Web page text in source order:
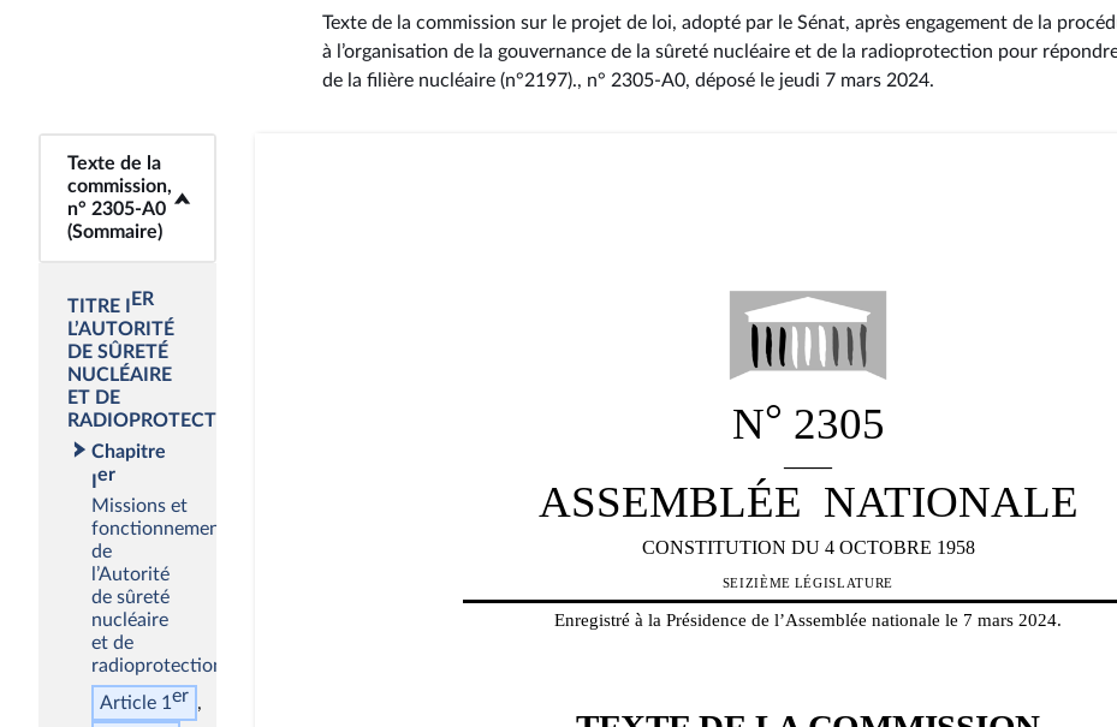
Texte de la commission sur le projet de loi, adopté par le Sénat, après engagement de la
à l’organisation de la gouvernance de la sûreté nucléaire et de la radioprotection pour
de la filière nucléaire (n°2197)., n° 2305-A0, déposé le jeudi 7 mars 2024.
Texte de la
commission,
n° 2305-A0
(Sommaire)
<b>Texte de la
commission,
n° 2305-A0
(Sommaire)</b>
TITRE I
ER
L’AUTORITÉ
DE SÛRETÉ
NUCLÉAIRE
ET DE
RADIOPROTECTION
Chapitre
er
Missions et
fonctionnement
de
l’Autorité
de sûreté
nucléaire
et de
radioprotection
Article 1 er